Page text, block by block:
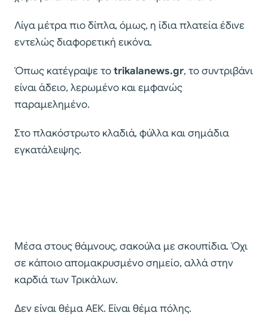
Λίγα μέτρα πιο δίπλα, όμως, η ίδια πλατεία έδινε
εντελώς διαφορετική εικόνα.
Όπως κατέγραψε τοtrikalanews.gr, το συντριβάνι
είναι άδειο, λερωμένο και εμφανώς
παραμελημένο.
Στο πλακόστρωτο κλαδιά, φύλλα και σημάδια
εγκατάλειψης.
Μέσα στους θάμνους, σακούλα με σκουπίδια. Όχι
σε κάποιο απομακρυσμένο σημείο, αλλά στην
καρδιά των Τρικάλων.
Δεν είναι θέμα ΑΕΚ. Είναι θέμα πόλης.